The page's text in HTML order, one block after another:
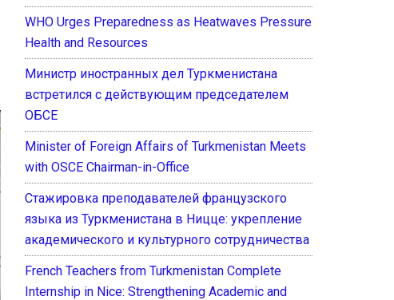
WHO Urges Preparedness as Heatwaves Pressure
Health and Resources
Министр иностранных дел Туркменистана
встретился с действующим председателем
ОБСЕ
Minister of Foreign Affairs of Turkmenistan Meets
with OSCE Chairman-in-Office
Стажировка преподавателей французского
языка из Туркменистана в Ницце: укрепление
академического и культурного сотрудничества
French Teachers from Turkmenistan Complete
Internship in Nice: Strengthening Academic and